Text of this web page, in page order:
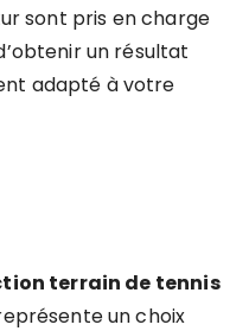
sont pris en charge
un résultat
adapté à votre
terrain de tennis
un choix